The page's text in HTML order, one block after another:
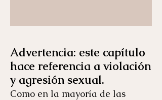
Advertencia: este capítulo
hace referencia a violación
y agresión sexual.
Como en la mayoría de las